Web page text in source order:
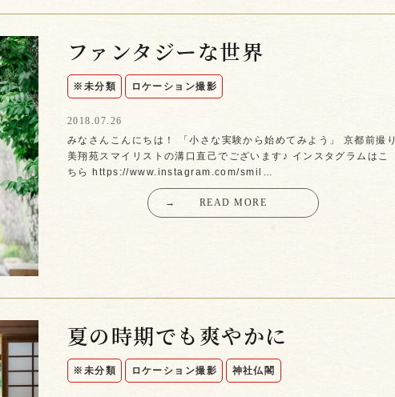
ファンタジーな世界
※未分類 ロケーション撮影
2018.07.26
みなさんこんにちは！ 「小さな実験から始めてみよう」 京都前撮り
美翔苑スマイリストの溝口直己でございます♪ インスタグラムはこ
ちら https://www.instagram.com/smil…
→ READ MORE
夏の時期でも爽やかに
※未分類 ロケーション撮影 神社仏閣